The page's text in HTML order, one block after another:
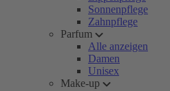
Sonnenpflege
Zahnpflege
Parfum
Alle anzeigen
Damen
Unisex
Make-up